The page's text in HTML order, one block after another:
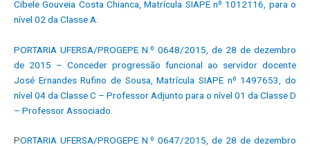
Cibele Gouveia Costa Chianca, Matrícula SIAPE nº 1012116, para o
nível 02 da Classe A.
PORTARIA UFERSA/PROGEPE N.º 0648/2015, de 28 de dezembro
de 2015 – Conceder progressão funcional ao servidor docente
José Ernandes Rufino de Sousa, Matrícula SIAPE nº 1497653, do
nível 04 da Classe C – Professor Adjunto para o nível 01 da Classe D
– Professor Associado.
PORTARIA UFERSA/PROGEPE N.º 0647/2015, de 28 de dezembro